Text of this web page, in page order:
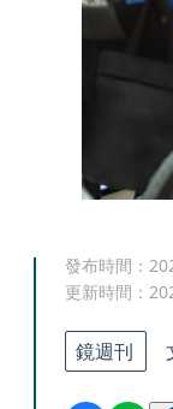
發布時間：
更新時間：
鏡週刊